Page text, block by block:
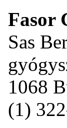
Fasor
Sas
1068
(1)